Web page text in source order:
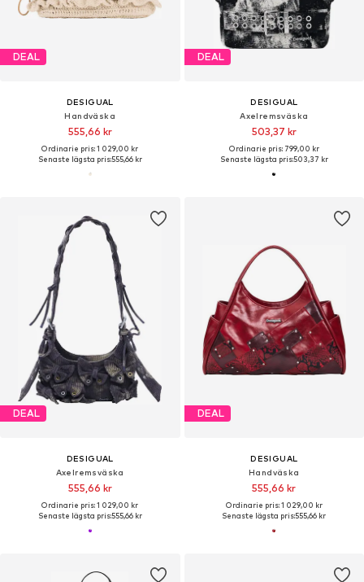
DEAL
DESIGUAL
Handväska
555,66 kr
Ordinarie pris: 1 029,00 kr
Senaste lägsta pris:555,66 kr
DEAL
DESIGUAL
Axelremsväska
503,37 kr
Ordinarie pris: 799,00 kr
Senaste lägsta pris:503,37 kr
DEAL
DESIGUAL
Axelremsväska
555,66 kr
Ordinarie pris: 1 029,00 kr
Senaste lägsta pris:555,66 kr
DEAL
DESIGUAL
Handväska
555,66 kr
Ordinarie pris: 1 029,00 kr
Senaste lägsta pris:555,66 kr